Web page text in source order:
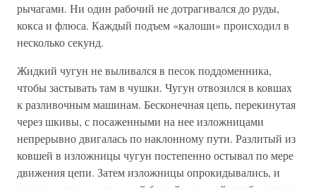
рычагами. Ни один рабочий не дотрагивался до руды,
кокса и флюса. Каждый подъем «калоши» происходил в
несколько секунд.
Жидкий чугун не выливался в песок поддоменника,
чтобы застывать там в чушки. Чугун отвозился в ковшах
к разливочным машинам. Бесконечная цепь, перекинутая
через шкивы, с посаженными на нее изложницами
непрерывно двигалась по наклонному пути. Разлитый из
ковшей в изложницы чугун постепенно остывал по мере
движения цепи. Затем изложницы опрокидывались, и